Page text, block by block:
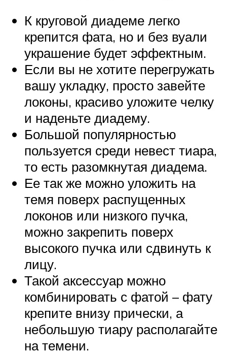
К круговой диадеме легко
крепится фата, но и без вуали
украшение будет эффектным.
Если вы не хотите перегружать
вашу укладку, просто завейте
локоны, красиво уложите челку
и наденьте диадему.
Большой популярностью
пользуется среди невест тиара,
то есть разомкнутая диадема.
Ее так же можно уложить на
темя поверх распущенных
локонов или низкого пучка,
можно закрепить поверх
высокого пучка или сдвинуть к
лицу.
Такой аксессуар можно
комбинировать с фатой – фату
крепите внизу прически, а
небольшую тиару располагайте
на темени.